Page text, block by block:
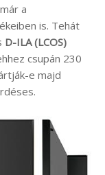
a
is. Tehát
D-ILA (LCOS)
csupán 230
e majd